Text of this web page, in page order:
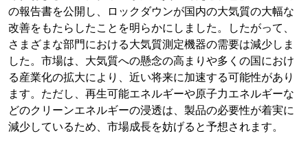
の報告書を公開し、ロックダウンが国内の大気質の大幅な
改善をもたらしたことを明らかにしました。したがって、
さまざまな部門における大気質測定機器の需要は減少しま
した。市場は、大気質への懸念の高まりや多くの国におけ
る産業化の拡大により、近い将来に加速する可能性があり
ます。ただし、再生可能エネルギーや原子力エネルギーな
どのクリーンエネルギーの浸透は、製品の必要性が着実に
減少しているため、市場成長を妨げると予想されます。